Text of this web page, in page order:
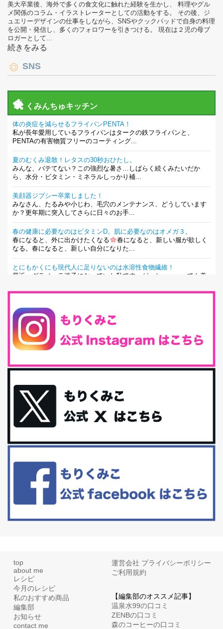
美大卒業後、海外で多くの食文化に触れた経験を生かし、 料理やグル
メ関係のコラム・イラストレーターとしての活動をする。 その後、ジ
ュエリーデザインの仕事をしながら、SNSやクックパッドで自身の料理
を公開・発信し、多くのフォロワーを引きつける。 現在は２児の母ブ
ロガーとして...
続きをみる
SNS
くみんちゅキッチン
体の炎症を減らせるフライパンPENTA！
私が長年愛用しているフライパンはタークの鉄フライパンと、
PENTAの有害物質フリーのコーティング...
夏のむくみ退散！レタスの30秒おひたし。
みんな、バテてない？この強烈な暑さ…しばらく続くみたいだか
ら、水分・ビタミン・ミネラルしっかり補...
美顔器ジプシー卒業しました！
みなさん、たるみや小じわ、毛穴のメンテナンス、どうしています
か？更年期に突入してさらに日々のお手...
春の健康に必要なのはビタミンD。肌に必要なのはオメガ３。
春になると、外に出かけたくなる
春になると、新しい服が欲しく
なる。春になると、新しい自分になりた...
とにもかくにも現代人に足りないのは水溶性食物繊維！
最近、グラノーラ迷子になっていた私です。が、と〜〜〜っても美
腸内環境を整えることは、健康維持の中でいっちばん大事！だと私
は思っています。 ヒトの免...
iHerb特大セール終了間近！みんな何買う？
最近お風呂上がりの炭酸水をシリカシリカにしているんだけど確か
今回は、最近毎回定期的に購入している「楽天ふるさと納税」の返
礼品トップ５を紹介します。今までいろ...
更年期を穏やかに乗りきるために今できる５つのこと。
アラフィフからの体と心の整え方。 私も気づけばアラフィフ、これ
といった更年期症状はまだ...
白髪・美容・免疫力、現代人に足りないのは海藻！
リーブオイルorごま油をたらす。&n...
top
about me
レシピ
今月のレシピ
私のおすすめ商品
編集部
お知らせ
contact me
運営会社 プライバシーポリシー
ご利用規約
【編集部のオススメ記事】
温泉水99の口コミ
ZENBの口コミ
森のコーヒーの口コミ